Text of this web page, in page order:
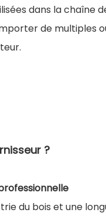
dans la
de multiples
?
du bois et une